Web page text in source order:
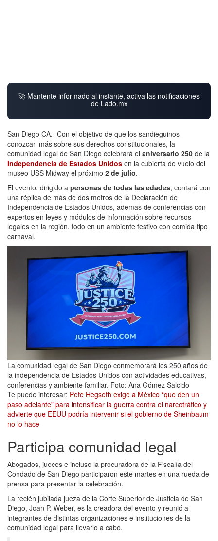
🚀 Mantente informado al instante, activa las notificaciones
de Lado.mx
San Diego CA.- Con el objetivo de que los sandieguinos
conozcan más sobre sus derechos constitucionales, la
comunidad legal de San Diego celebrará el aniversario 250 de la
Independencia de Estados Unidos en la cubierta de vuelo del
museo USS Midway el próximo 2 de julio.
El evento, dirigido a personas de todas las edades, contará con
una réplica de más de dos metros de la Declaración de
Independencia de Estados Unidos, además de conferencias con
expertos en leyes y módulos de información sobre recursos
legales en la región, todo en un ambiente festivo con comida tipo
carnaval.
La comunidad legal de San Diego conmemorará los 250 años de
la independencia de Estados Unidos con actividades educativas,
conferencias y ambiente familiar. Foto: Ana Gómez Salcido
Te puede interesar: Pete Hegseth exige a México “que den un
paso adelante” para intensificar la guerra contra el narcotráfico y
advierte que EEUU podría intervenir si el gobierno de Sheinbaum
no lo hace
Participa comunidad legal
Abogados, jueces e incluso la procuradora de la Fiscalía del
Condado de San Diego participaron este martes en una rueda de
prensa para presentar la celebración.
La recién jubilada jueza de la Corte Superior de Justicia de San
Diego, Joan P. Weber, es la creadora del evento y reunió a
integrantes de distintas organizaciones e instituciones de la
comunidad legal para llevarlo a cabo.